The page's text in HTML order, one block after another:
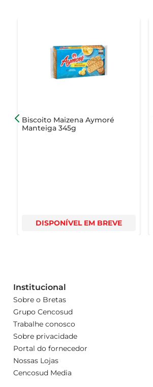
Biscoito Maizena Aymoré
Manteiga 345g
DISPONÍVEL EM BREVE
Institucional
Sobre o Bretas
Grupo Cencosud
Trabalhe conosco
Sobre privacidade
Portal do fornecedor
Nossas Lojas
Cencosud Media